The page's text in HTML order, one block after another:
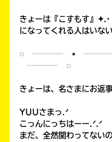
きょーは『こすもす』✦.·
になってくれる人はいな
◌ ┈┈┈┈ ⋆
┈┈┈┈ ◌
きょーは、名さまにお返
YUUさまっ.ᐟ
こっんにっちはーー.ᐟ.ᐟ
まだ、全然関わってない